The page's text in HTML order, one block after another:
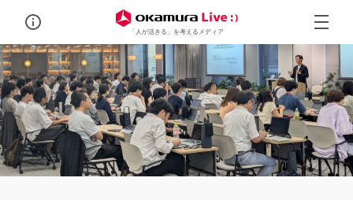
「人が活きる」を考えるメディア